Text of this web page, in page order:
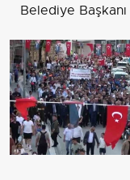
Belediye Başkanı